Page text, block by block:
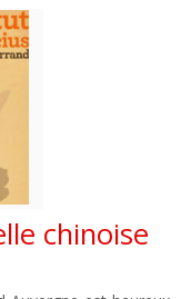
chinoise